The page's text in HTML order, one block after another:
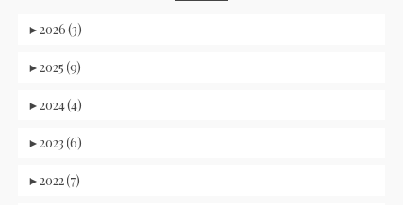
►2026 (3)
►2025 (9)
►2024 (4)
►2023 (6)
►2022 (7)